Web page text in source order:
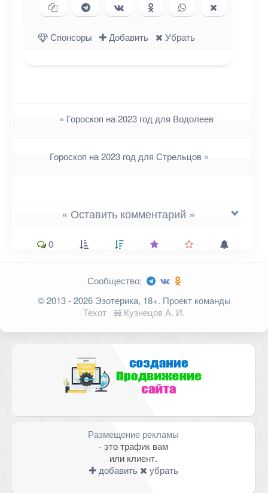
Копировать ссылку
Поделиться в Telegram
Поделиться ВКонтакте
Поделиться в
Одноклассниках
Поделиться в
WhatsApp
в X (Twitter)
Спонсоры
Добавить Убрать
« Гороскоп на 2023 год для Водолеев
Гороскоп на 2023 год для Стрельцов »
« Оставить комментарий »
Ваш адрес email не будет
опубликован.
Обязательные поля
0
Сообщество:
© 2013 - 2026 Эзотерика, 18+. Проект команды
Техот
𝌴 Кузнецов А. И.
Размещение рекламы
- это трафик вам
или клиент.
добавить
убрать